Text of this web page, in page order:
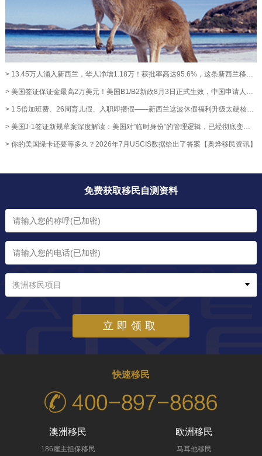
> 13.45万人涌入新西兰，华人净增1.18万！获批率高达95.6%，这条新西兰移民通道藏不住了！【奥烨移民资讯】
> 美国签证保证金最高2万美元！美国B1/B2新政8月3日正式生效，中国申请人暂不受影响【奥烨移民资讯】
> 1.5倍加班费、26周育儿假、入职即攒假——新西兰这波休假福利升级太硬核！【奥烨移民资讯】
> 美国J-1签证新规草案深度解读：美国对”临时身份”的管理逻辑，已经彻底变了【澳洲移民资讯】
> 你的美国绿卡还要等多久？2026年7月USCIS数据给出了答案【奥烨移民资讯】
免费获取移民自测资料
澳洲移民项目
立即领取
快速移民
澳洲移民
186雇主担保移民
欧洲移民
马耳他移民